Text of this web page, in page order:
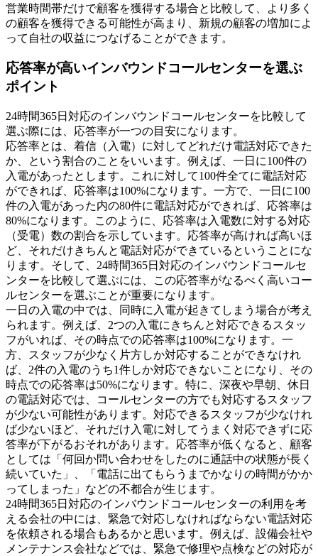
営業時間帯だけで顧客を獲得する場合と比較して、より多く
の顧客を獲得できる可能性が高まり、新規の顧客の増加によ
って自社の収益につなげることができます。
応答率が高いインバウンドコールセンターを選ぶ
ポイント
24時間365日対応のインバウンドコールセンターを比較して
選ぶ際には、応答率が一つの目安になります。
応答率とは、着信（入電）に対してどれだけ電話対応できた
か、という割合のことをいいます。例えば、一日に100件の
入電があったとします。これに対して100件全てに電話対応
ができれば、応答率は100%になります。一方で、一日に100
件の入電があった内の80件に電話対応ができれば、応答率は
80%になります。このように、応答率は入電数に対する対応
（受電）数の割合を示しています。応答率が高ければ高いほ
ど、それだけきちんと電話対応ができているということにな
ります。そして、24時間365日対応のインバウンドコールセ
ンターを比較して選ぶには、この応答率がなるべく高いコー
ルセンターを選ぶことが重要になります。
一日の入電の中では、同時に入電が起きてしまう場合が考え
られます。例えば、2つの入電にきちんと対応できるスタッ
フがいれば、その時点での応答率は100%になります。一
方、スタッフが少なく片方しか対応することができなけれ
ば、2件の入電のうち1件しか対応できないことになり、その
時点での応答率は50%になります。特に、深夜や早朝、休日
の電話対応では、コールセンターの方でも対応するスタッフ
が少ない可能性があります。対応できるスタッフが少なけれ
ば少ないほど、それだけ入電に対してうまく対応できずに応
答率が下がるおそれがあります。応答率が低くなると、顧客
としては「何回か問い合わせをしたのに通話中の状態が長く
続いていた」、「電話に出てもらうまでかなりの時間がかか
ってしまった」などの不都合が生じます。
24時間365日対応のインバウンドコールセンターの利用を考
える会社の中には、緊急で対応しなければならない電話対応
を依頼される場合もあるかと思います。例えば、設備会社や
メンテナンス会社などでは、緊急で修理や点検などの対応が